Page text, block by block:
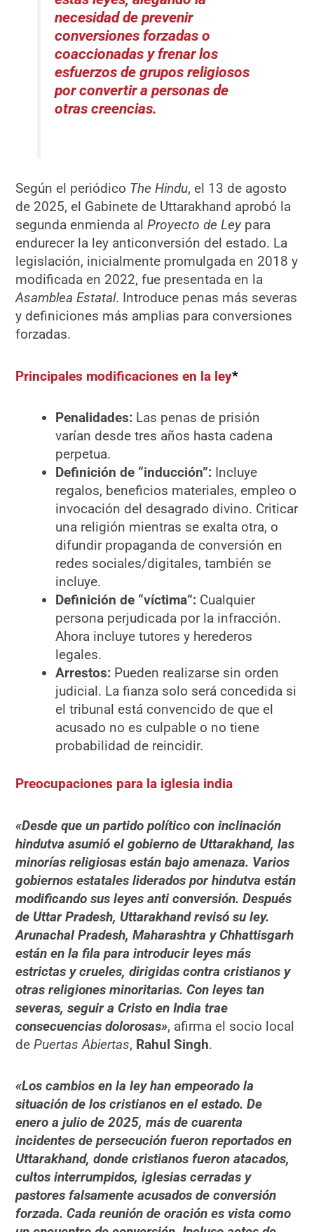
necesidad de prevenir
conversiones forzadas o
coaccionadas y frenar los
esfuerzos de grupos religiosos
por convertir a personas de
otras creencias.
Según el periódico The Hindu, el 13 de agosto
de 2025, el Gabinete de Uttarakhand aprobó la
segunda enmienda alProyecto de Ley para
endurecer la ley anticonversión del estado. La
legislación, inicialmente promulgada en 2018 y
modificada en 2022, fue presentada en la
Asamblea Estatal. Introduce penas más severas
y definiciones más amplias para conversiones
forzadas.
Principales modificaciones en la ley*
Penalidades: Las penas de prisión
varían desde tres años hasta cadena
perpetua.
Definición de “inducción”: Incluye
regalos, beneficios materiales, empleo o
invocación del desagrado divino. Criticar
una religión mientras se exalta otra, o
difundir propaganda de conversión en
redes sociales/digitales, también se
incluye.
Definición de “víctima”: Cualquier
persona perjudicada por la infracción.
Ahora incluye tutores y herederos
legales.
Arrestos: Pueden realizarse sin orden
judicial. La fianza solo será concedida si
el tribunal está convencido de que el
acusado no es culpable o no tiene
probabilidad de reincidir.
Preocupaciones para la iglesia india
«Desde que un partido político con inclinación
hindutva asumió el gobierno de Uttarakhand, las
minorías religiosas están bajo amenaza. Varios
gobiernos estatales liderados por hindutva están
modificando sus leyes anti conversión. Después
de Uttar Pradesh, Uttarakhand revisó su ley.
Arunachal Pradesh, Maharashtra y Chhattisgarh
están en la fila para introducir leyes más
estrictas y crueles, dirigidas contra cristianos y
otras religiones minoritarias. Con leyes tan
severas, seguir a Cristo en India trae
consecuencias dolorosas», afirma el socio local
dePuertas Abiertas, Rahul Singh.
«Los cambios en la ley han empeorado la
situación de los cristianos en el estado. De
enero a julio de 2025, más de cuarenta
incidentes de persecución fueron reportados en
Uttarakhand, donde cristianos fueron atacados,
cultos interrumpidos, iglesias cerradas y
pastores falsamente acusados de conversión
forzada. Cada reunión de oración es vista como